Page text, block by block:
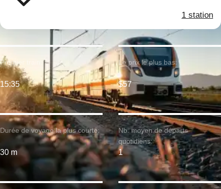
1 station
Durée de voyage la plus courte:
30 m
Premier train:
15:35
Le prix le plus bas:
$57
Nb. moyen de départs
quotidiens:
1